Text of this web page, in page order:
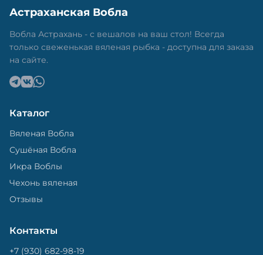
Астраханская Вобла
Вобла Астрахань - с вешалов на ваш стол! Всегда
только свеженькая вяленая рыбка - доступна для заказа
на сайте.
Каталог
Вяленая Вобла
Сушёная Вобла
Икра Воблы
Чехонь вяленая
Отзывы
Контакты
+7 (930) 682-98-19